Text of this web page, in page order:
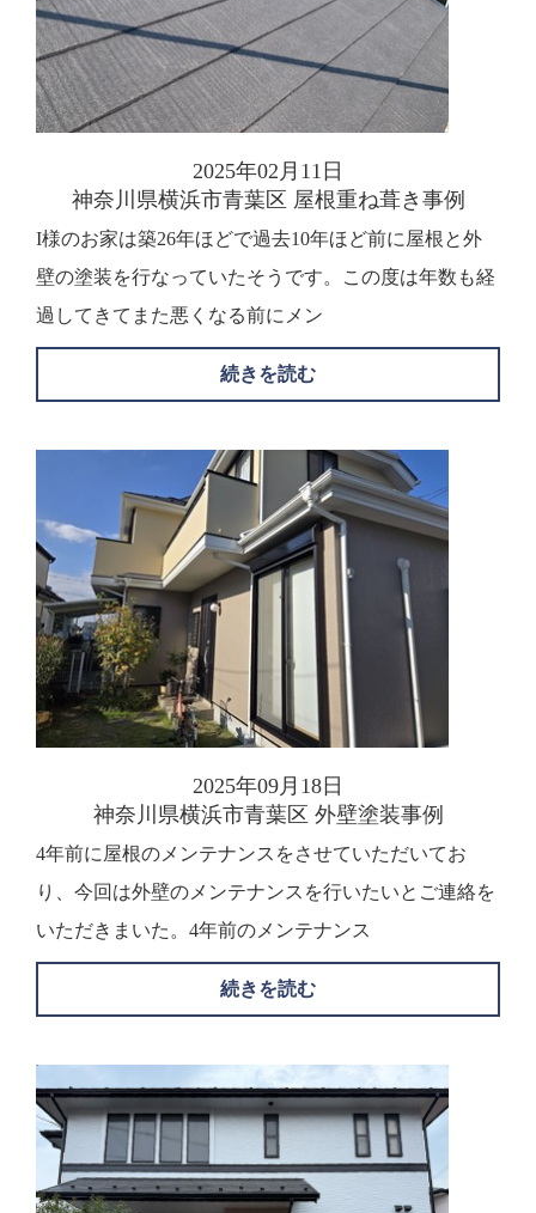
2025年02月11日
神奈川県横浜市青葉区 屋根重ね葺き事例
I様のお家は築26年ほどで過去10年ほど前に屋根と外
壁の塗装を行なっていたそうです。この度は年数も経
過してきてまた悪くなる前にメン
続きを読む
2025年09月18日
神奈川県横浜市青葉区 外壁塗装事例
4年前に屋根のメンテナンスをさせていただいてお
り、今回は外壁のメンテナンスを行いたいとご連絡を
いただきまいた。4年前のメンテナンス
続きを読む